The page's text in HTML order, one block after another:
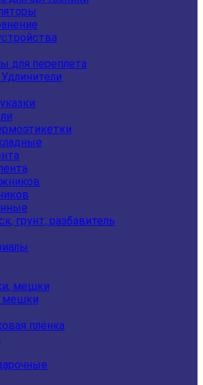
для переплета
грунт, разбавитель
мешки
плёнка